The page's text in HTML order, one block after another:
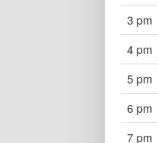
3 pm
4 pm
5 pm
6 pm
7 pm